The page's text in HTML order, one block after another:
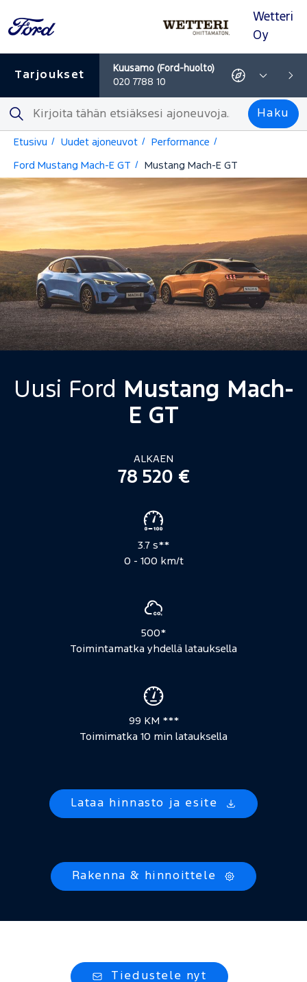
Siirry
navigointiin
Siirry
hakuun
Siirry
pääsisältöön
Siirry
alatunnisteeseen
Wetteri
Oy
Haku
Tarjoukset
Tarjoukset
FI
huolto)
Ajo-
Tämä
avautuu
uudelle
kaikki
020 7788 10
Ajo-
Tämä
linkki
avautuu
FI
Näytä
kaikki
Etusivu Uudet ajoneuvot Performance
Ford Mustang Mach-E GT Mustang Mach-E GT
Uusi Ford
Mustang Mach-
E GT
ALKAEN
78 520 €
3.7 s**
0 - 100 km/t
500*
Toimintamatka yhdellä latauksella
99 KM ***
Toimimatka 10 min latauksella
Lataa hinnasto ja esite
Rakenna & hinnoittele
Tiedustele nyt